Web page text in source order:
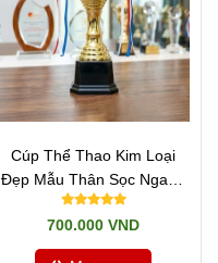
Cúp Thể Thao Kim Loại
Đẹp Mẫu Thân Sọc Ngang
Đẹp
700.000 VND